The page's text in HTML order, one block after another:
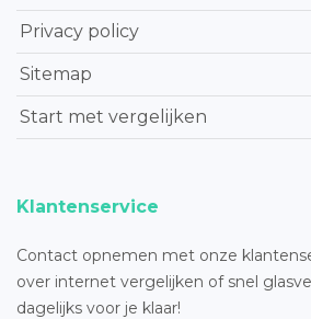
Privacy policy
Sitemap
Start met vergelijken
Klantenservice
Contact opnemen met onze
over internet vergelijken of snel
dagelijks voor je klaar!